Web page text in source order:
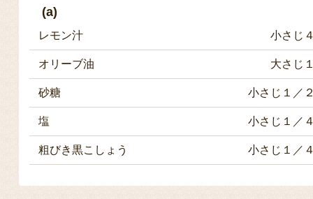
(a)
レモン汁 小さじ
オリーブ油 大さじ
砂糖 小さじ１／
塩 小さじ１／
粗びき黒こしょう 小さじ１／